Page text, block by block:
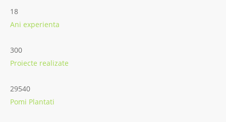
18
Ani experienta
300
Proiecte realizate
29540
Pomi Plantati